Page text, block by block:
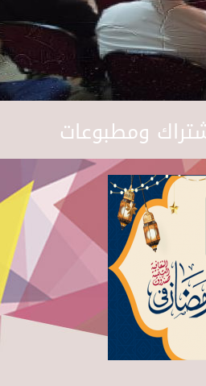
ومطبوعات